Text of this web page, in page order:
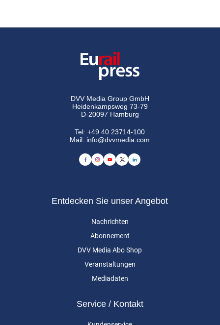
DVV Media Group GmbH
Heidenkampsweg 73-79
D-20097 Hamburg
Tel:+49 40 23714-100
Mail: info@dvvmedia.com
Entdecken Sie unser Angebot
Nachrichten
Abonnement
DVV Media Abo Shop
Veranstaltungen
Mediadaten
Service / Kontakt